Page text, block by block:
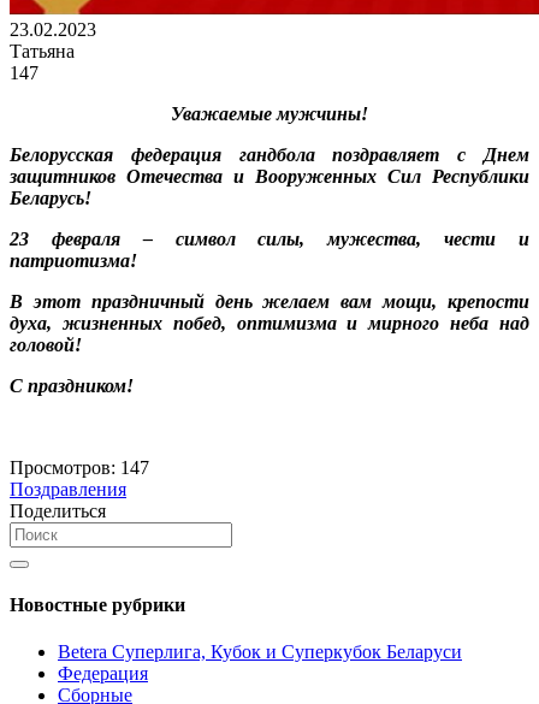
23.02.2023
Татьяна
147
Уважаемые мужчины!
Белорусская федерация гандбола поздравляет с Днем
защитников Отечества и Вооруженных Сил Республики
Беларусь!
23 февраля – символ силы, мужества, чести и
патриотизма!
В этот праздничный день желаем вам мощи, крепости
духа, жизненных побед, оптимизма и мирного неба над
головой!
С праздником!
Просмотров: 147
Поздравления
Поделиться
Новостные рубрики
Betera Суперлига, Кубок и Суперкубок Беларуси
Федерация
Сборные